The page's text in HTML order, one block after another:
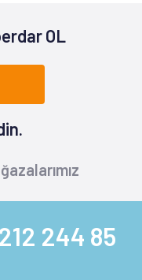
OL
244 85